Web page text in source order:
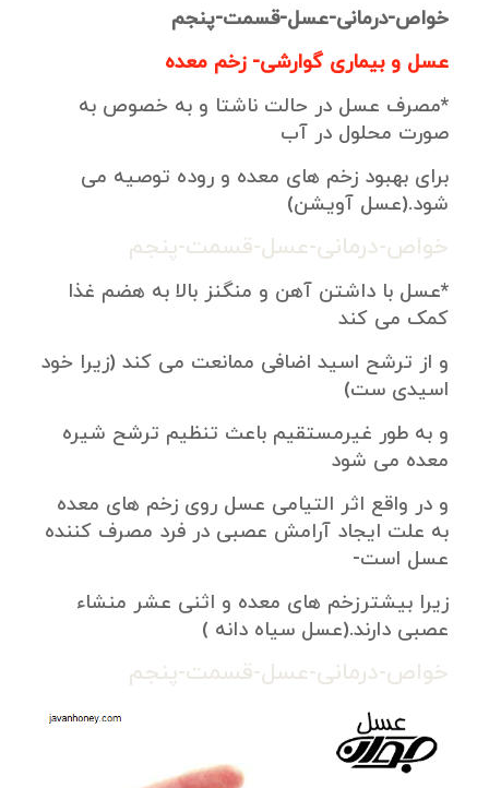
خواص-درمانی-عسل-قسمت-پنجم
عسل و بیماری گوارشی- زخم معده
*مصرف عسل در حالت ناشتا و به خصوص به
صورت محلول در آب
برای بهبود زخم های معده و روده توصیه می
شود.(عسل آویشن)
خواص-درمانی-عسل-قسمت-پنجم
*عسل با داشتن آهن و منگنز بالا به هضم غذا
کمک می کند
و از ترشح اسید اضافی ممانعت می کند (زیرا خود
اسیدی ست)
و به طور غیرمستقیم باعث تنظیم ترشح شیره
معده می شود
و در واقع اثر التیامی عسل روی زخم های معده
به علت ایجاد آرامش عصبی در فرد مصرف کننده
عسل است-
زیرا بیشترزخم های معده و اثنی عشر منشاء
عصبی دارند.(عسل سیاه دانه )
خواص-درمانی-عسل-قسمت-پنجم